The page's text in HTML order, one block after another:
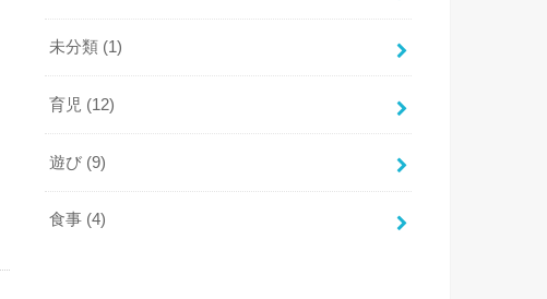
未分類 (1)
育児 (12)
遊び (9)
食事 (4)